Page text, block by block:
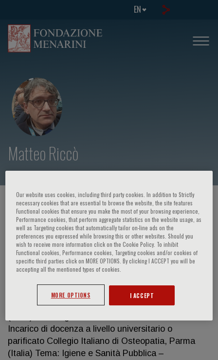
EN
Matteo Riccò
HOME PAGE / COURSES AND EVENTS / SPEAKER
Matteo Riccò
docenza a livello universitario o parificato Università
Cattolica del Sacro Cuore, sede di Milano, Piacenza
Incarico di docenza a livello universitario o
parificato Collegio Italiano di Osteopatia, Parma
(Italia) Tema: Igiene e Sanità Pubblica –
Our website uses cookies, including third party cookies. In addition to Strictly
necessary cookies that are essential to browse the website, the site features
Functional cookies that ensure you make the most of your browsing experience,
Performance cookies, that perform aggregate statistics on the website usage, as
well as Targeting cookies that automatically tailor on-line ads on the
preferences you expressed while browsing this or other websites. Should you
wish to receive more information click on the Cookie Policy. To inhibit
Functional cookies, Performance cookies, Targeting cookies and/or cookies of
specific third parties click on MORE OPTIONS. By clicking I ACCEPT you will be
accepting all the mentioned types of cookies.
MORE OPTIONS I ACCEPT